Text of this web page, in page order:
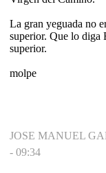
La gran yeguada no
superior. Que lo diga
superior.
molpe
JOSE MANUEL
- 09:34